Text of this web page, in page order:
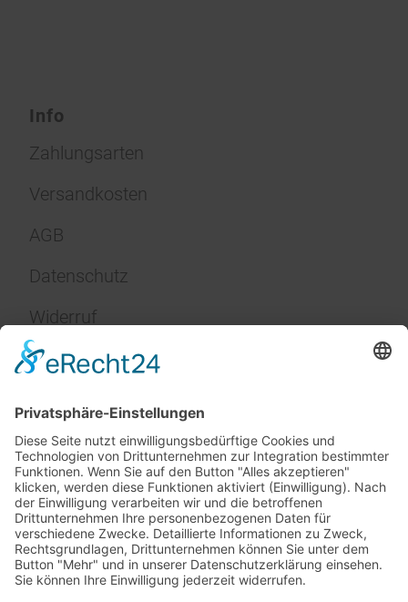
Info
Zahlungsarten
Versandkosten
AGB
Datenschutz
Widerruf
Impressum
Service
FAQ
Zahlungsarten